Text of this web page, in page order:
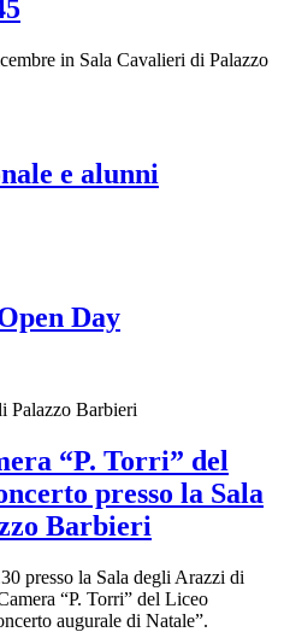
in Sala Cavalieri di Palazzo
e alunni
Day
“P. Torri” del
presso la Sala
Barbieri
presso la Sala degli Arazzi di
“P. Torri” del Liceo
augurale di Natale”.